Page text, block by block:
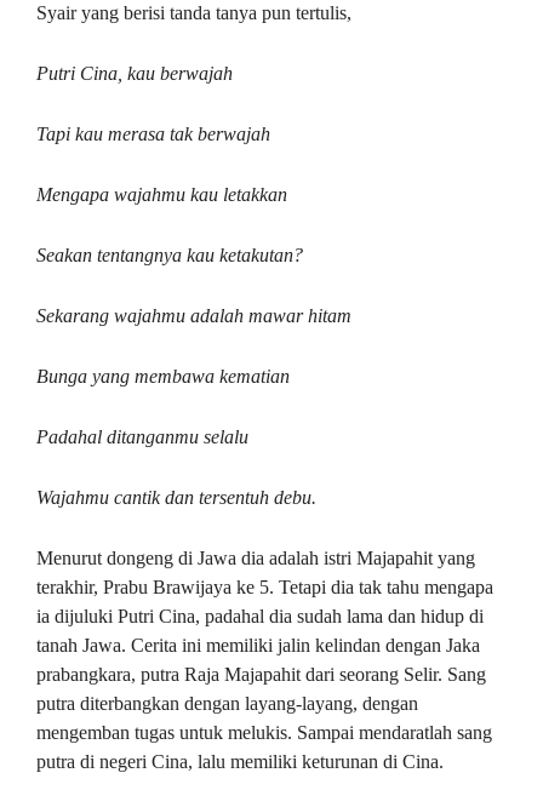
Syair yang berisi tanda tanya pun tertulis,
Putri Cina, kau berwajah
Tapi kau merasa tak berwajah
Mengapa wajahmu kau letakkan
Seakan tentangnya kau ketakutan?
Sekarang wajahmu adalah mawar hitam
Bunga yang membawa kematian
Padahal ditanganmu selalu
Wajahmu cantik dan tersentuh debu.
Menurut dongeng di Jawa dia adalah istri Majapahit yang
terakhir, Prabu Brawijaya ke 5. Tetapi dia tak tahu mengapa
ia dijuluki Putri Cina, padahal dia sudah lama dan hidup di
tanah Jawa. Cerita ini memiliki jalin kelindan dengan Jaka
prabangkara, putra Raja Majapahit dari seorang Selir. Sang
putra diterbangkan dengan layang-layang, dengan
mengemban tugas untuk melukis. Sampai mendaratlah sang
putra di negeri Cina, lalu memiliki keturunan di Cina.